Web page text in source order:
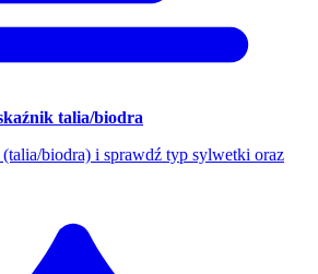
talia/biodra
biodra) i sprawdź typ sylwetki oraz